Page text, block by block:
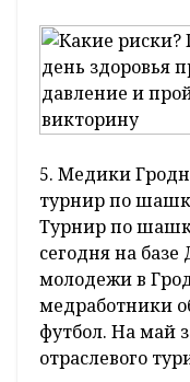
5. Медики
турнир по
Турнир по
сегодня на
молодежи в
медработники
футбол. На май
отраслевого